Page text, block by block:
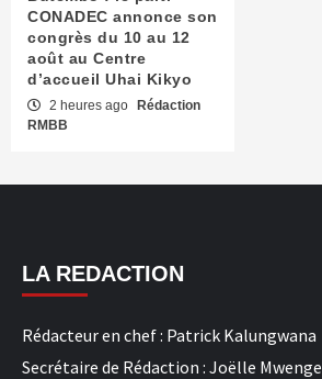
CONADEC annonce son
congrès du 10 au 12
août au Centre
d’accueil Uhai Kikyo
2 heures ago Rédaction
RMBB
LA REDACTION
Rédacteur en chef : Patrick Kalungwana
Secrétaire de Rédaction : Joëlle Mwenge